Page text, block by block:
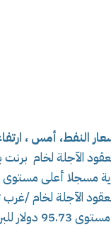
أمس ، ارتفاعا بأكثر من 9
مسجلا أعلى مستوى
عند التسوية.